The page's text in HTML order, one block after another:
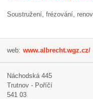
Soustružení, frézování,
web: www.albrecht.wgz.cz/
Náchodská 445
Trutnov - Poříčí
541 03